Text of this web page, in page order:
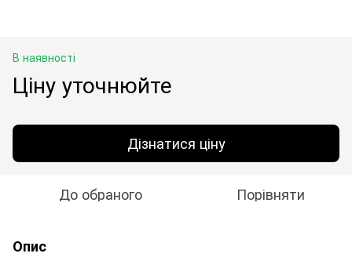
В наявності
Ціну уточнюйте
Дізнатися ціну
До обраного Порівняти
Опис